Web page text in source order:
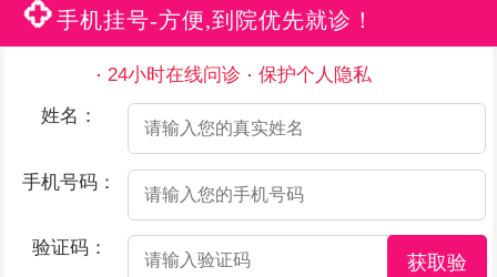
手机挂号-方便,到院优先就诊！
24小时在线问诊
保护个人隐私
姓名：
手机号码：
验证码：
获取验